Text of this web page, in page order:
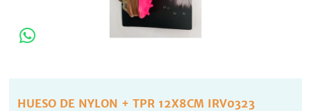
HUESO DE NYLON + TPR 12X8CM IRV0323